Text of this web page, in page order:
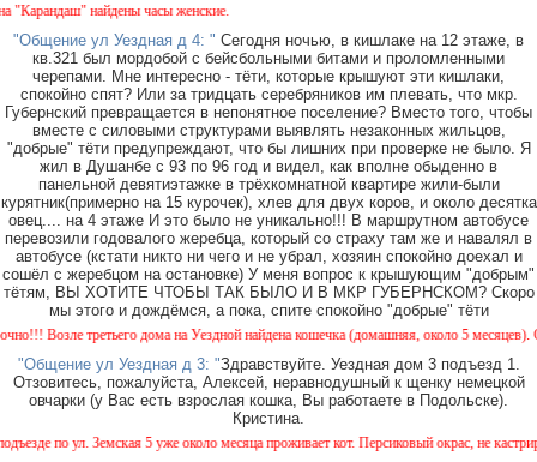
найдены часы женские.
"Общение ул Уездная д 4: " Сегодня ночью, в кишлаке на 12 этаже, в
кв.321 был мордобой с бейсбольными битами и проломленными
черепами. Мне интересно - тёти, которые крышуют эти кишлаки,
спокойно спят? Или за тридцать серебряников им плевать, что мкр.
Губернский превращается в непонятное поселение? Вместо того, чтобы
вместе с силовыми структурами выявлять незаконных жильцов,
"добрые" тёти предупреждают, что бы лишних при проверке не было. Я
жил в Душанбе с 93 по 96 год и видел, как вполне обыденно в
панельной девятиэтажке в трёхкомнатной квартире жили-были
курятник(примерно на 15 курочек), хлев для двух коров, и около десятка
овец.... на 4 этаже И это было не уникально!!! В маршрутном автобусе
перевозили годовалого жеребца, который со страху там же и навалял в
автобусе (кстати никто ни чего и не убрал, хозяин спокойно доехал и
сошёл с жеребцом на остановке) У меня вопрос к крышующим "добрым"
тётям, ВЫ ХОТИТЕ ЧТОБЫ ТАК БЫЛО И В МКР ГУБЕРНСКОМ? Скоро
мы этого и дождёмся, а пока, спите спокойно "добрые" тёти
Возле третьего дома на Уездной найдена кошечка (домашняя, около 5 месяцев).
"Общение ул Уездная д 3: "Здравствуйте. Уездная дом 3 подъезд 1.
Отзовитесь, пожалуйста, Алексей, неравнодушный к щенку немецкой
овчарки (у Вас есть взрослая кошка, Вы работаете в Подольске).
Кристина.
по ул. Земская 5 уже около месяца проживает кот. Персиковый окрас, не